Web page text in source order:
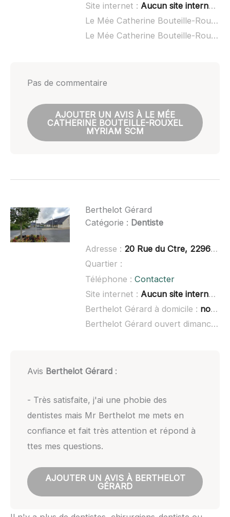
Site internet : Aucun site internet connu
Le Mée Catherine Bouteille-Rouxel Myriam SCM à domicile :
Le Mée Catherine Bouteille-Rouxel Myriam SCM ouvert dimanche :
Pas de commentaire
AJOUTER UN AVIS À LE MÉE
CATHERINE BOUTEILLE-ROUXEL
MYRIAM SCM
Berthelot Gérard
Catégorie : Dentiste
Adresse : 20 Rue du Ctre, 22960 Plédran
Quartier :
Téléphone : Contacter
Site internet : Aucun site internet connu
Berthelot Gérard à domicile : non renseigné
Berthelot Gérard ouvert dimanche :
Avis Berthelot Gérard:
- Très satisfaite, j'ai une phobie des
dentistes mais Mr Berthelot me mets en
confiance et fait très attention et répond à
ttes mes questions.
AJOUTER UN AVIS À BERTHELOT
GÉRARD